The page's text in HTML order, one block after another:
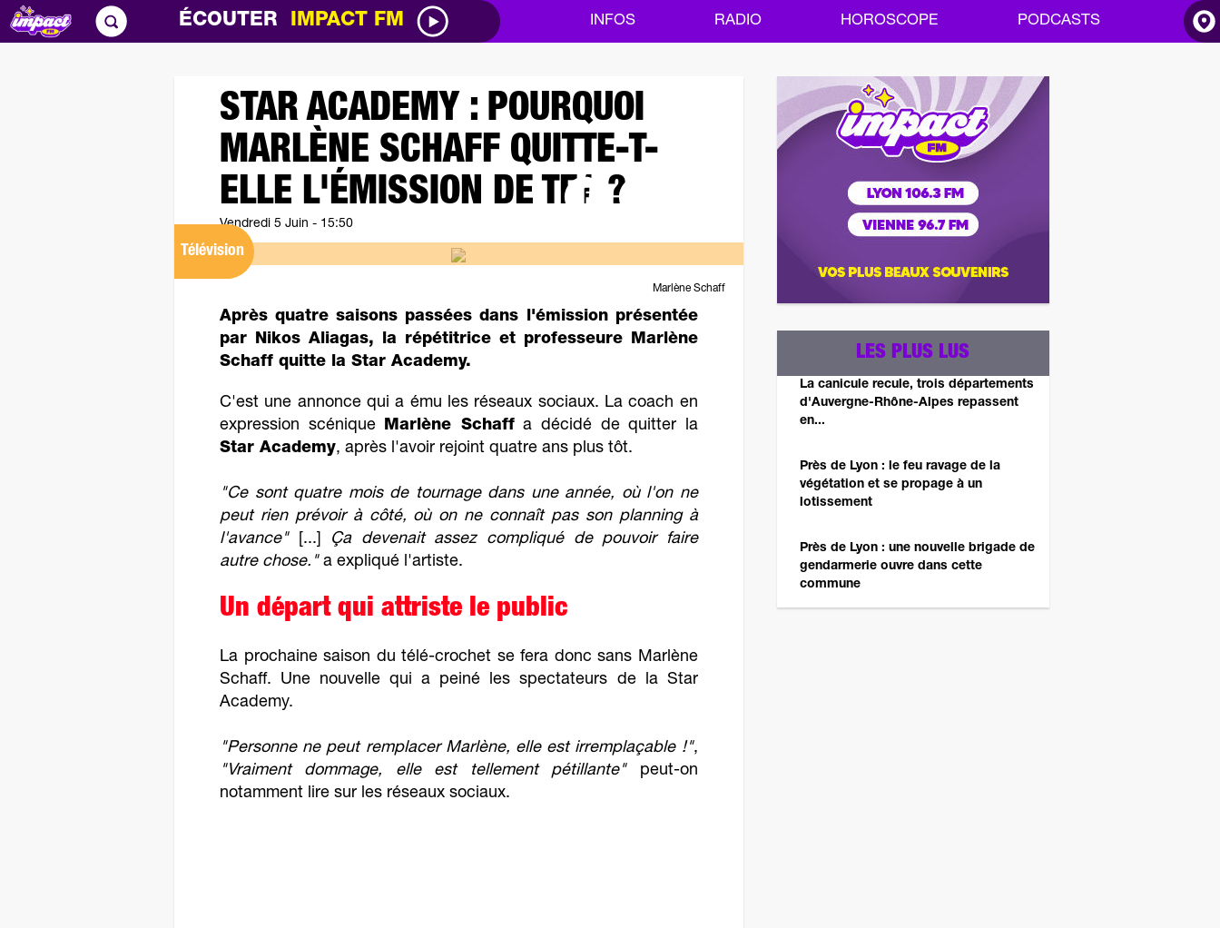
ÉCOUTER IMPACT FM INFOS RADIO HOROSCOPE PODCASTS
STAR ACADEMY : POURQUOI
MARLÈNE SCHAFF QUITTE-T-
ELLE L'ÉMISSION DE TF1 ?
Vendredi 5 Juin - 15:50
Télévision
Marlène Schaff
Après quatre saisons passées dans l'émission présentée
par Nikos Aliagas, la répétitrice et professeure Marlène
Schaff quitte la Star Academy.
C'est une annonce qui a ému les réseaux sociaux. La coach en
expression scénique Marlène Schaffa décidé de quitter la
Star Academy, après l'avoir rejoint quatre ans plus tôt.
"Ce sont quatre mois de tournage dans une année, où l'on ne
peut rien prévoir à côté, où on ne connaît pas son planning à
l'avance"[...]
Ça devenait assez compliqué de pouvoir faire
autre chose."a expliqué l'artiste.
Un départ qui attriste le public
La prochaine saison du télé-crochet se fera donc sans Marlène
Schaff. Une nouvelle qui a peiné les spectateurs de la Star
Academy.
"Personne ne peut remplacer Marlène, elle est irremplaçable !",
"Vraiment dommage, elle est tellement pétillante" peut-on
notamment lire sur les réseaux sociaux.
LES PLUS LUS
La canicule recule, trois départements
d'Auvergne-Rhône-Alpes repassent
en...
Près de Lyon : le feu ravage de la
végétation et se propage à un
lotissement
Près de Lyon : une nouvelle brigade de
gendarmerie ouvre dans cette
commune